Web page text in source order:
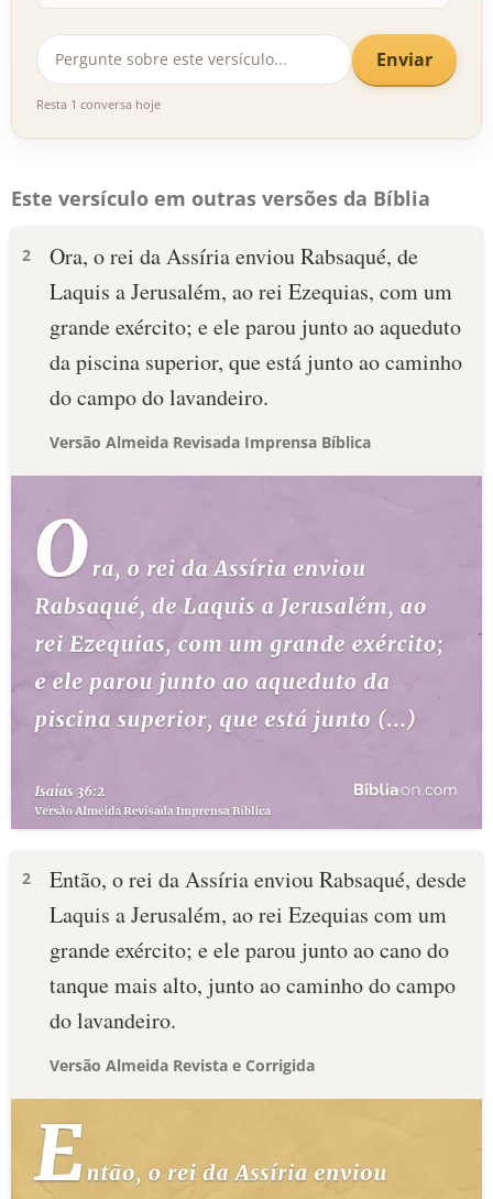
Enviar
Resta 1 conversa hoje
Este versículo em outras versões da Bíblia
2
Ora, o rei da Assíria enviou Rabsaqué, de
Laquis a Jerusalém, ao rei Ezequias, com um
grande exército; e ele parou junto ao aqueduto
da piscina superior, que está junto ao caminho
do campo do lavandeiro.
Versão Almeida Revisada Imprensa Bíblica
2
Então, o rei da Assíria enviou Rabsaqué, desde
Laquis a Jerusalém, ao rei Ezequias com um
grande exército; e ele parou junto ao cano do
tanque mais alto, junto ao caminho do campo
do lavandeiro.
Versão Almeida Revista e Corrigida